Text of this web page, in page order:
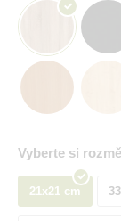
Vyberte si
21x21 cm